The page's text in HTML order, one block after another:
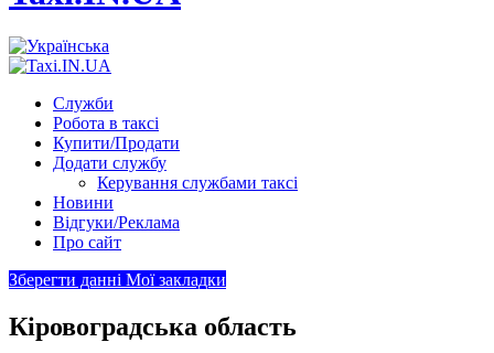
Служби
Робота в таксі
Купити/Продати
Додати службу
Керування службами таксі
Новини
Відгуки/Реклама
Про сайт
Зберегти данні Мої закладки
Кіровоградська область